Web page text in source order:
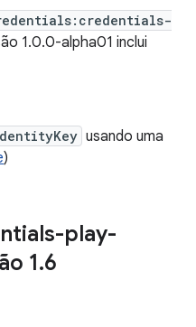
1.0.0-alpha01 inclui
usando uma
)
play-
1.6